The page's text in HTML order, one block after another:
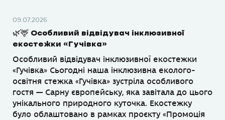
09.07.2026
🌿🦌 Особливий відвідувач інклюзивної
екостежки «Гучівка»
Особливий відвідувач інклюзивної екостежки
«Гучівка» Сьогодні наша інклюзивна еколого-
освітня стежка «Гучівка» зустріла особливого
гостя — Сарну європейську, яка завітала до цього
унікального природного куточка. Екостежку
було облаштовано в рамках проєкту «Промоція